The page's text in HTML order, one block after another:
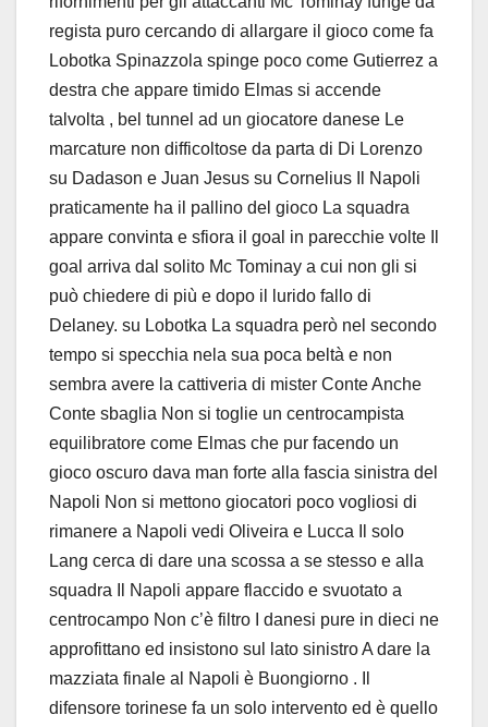
regista puro cercando di allargare il gioco come fa
Lobotka Spinazzola spinge poco come Gutierrez a
destra che appare timido Elmas si accende
talvolta , bel tunnel ad un giocatore danese Le
marcature non difficoltose da parta di Di Lorenzo
su Dadason e Juan Jesus su Cornelius Il Napoli
praticamente ha il pallino del gioco La squadra
appare convinta e sfiora il goal in parecchie volte Il
goal arriva dal solito Mc Tominay a cui non gli si
può chiedere di più e dopo il lurido fallo di
Delaney. su Lobotka La squadra però nel secondo
tempo si specchia nela sua poca beltà e non
sembra avere la cattiveria di mister Conte Anche
Conte sbaglia Non si toglie un centrocampista
equilibratore come Elmas che pur facendo un
gioco oscuro dava man forte alla fascia sinistra del
Napoli Non si mettono giocatori poco vogliosi di
rimanere a Napoli vedi Oliveira e Lucca Il solo
Lang cerca di dare una scossa a se stesso e alla
squadra Il Napoli appare flaccido e svuotato a
centrocampo Non c’è filtro I danesi pure in dieci ne
approfittano ed insistono sul lato sinistro A dare la
mazziata finale al Napoli è Buongiorno . Il
difensore torinese fa un solo intervento ed è quello